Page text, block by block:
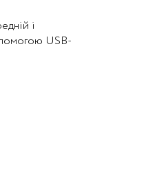
і
USB-